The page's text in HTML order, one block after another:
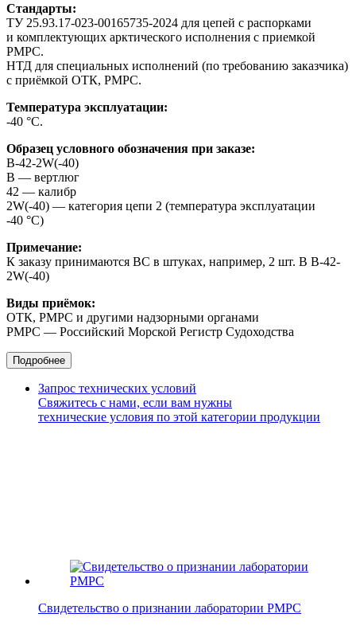
Стандарты:
ТУ 25.93.17-023-00165735-2024 для цепей с распорками
и комплектующих арктического исполнения с приемкой
РМРС.
НТД для специальных исполнений (по требованию заказчика)
с приёмкой ОТК, РМРС.
Температура эксплуатации:
-40 °С.
Образец условного обозначения при заказе:
В-42-2W(-40)
В — вертлюг
42 — калибр
2W(-40) — категория цепи 2 (температура эксплуатации
-40 °С)
Примечание:
К заказу принимаются ВС в штуках, например, 2 шт. В В-42-
2W(-40)
Виды приёмок:
ОТК, РМРС и другими надзорными органами
РМРС — Российский Морской Регистр Судоходства
Подробнее
Запрос технических условий
Свяжитесь с нами, если вам нужны
технические условия по этой категории продукции
Свидетельство о признании лаборатории РМРС